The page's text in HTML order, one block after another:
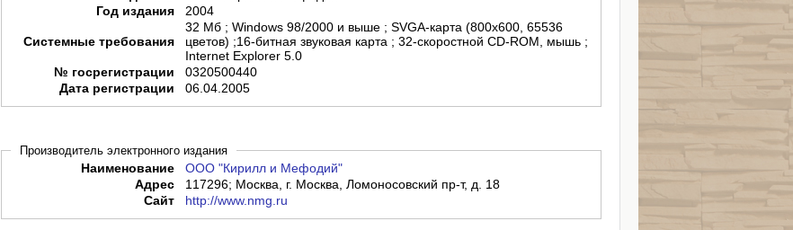
Год издания
2004
Системные требования
32 Мб ; Windows 98/2000 и выше ; SVGA-карта (800х600, 65536
цветов) ;16-битная звуковая карта ; 32-скоростной CD-ROM, мышь ;
Internet Explorer 5.0
№ госрегистрации
0320500440
Дата регистрации
06.04.2005
Производитель электронного издания
Наименование
ООО "Кирилл и Мефодий"
Адрес
117296; Москва, г. Москва, Ломоносовский пр-т, д. 18
Сайт
http://www.nmg.ru